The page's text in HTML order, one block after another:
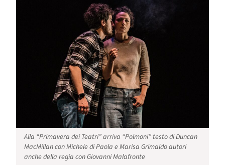
Alla “Primavera dei Teatri” arriva “Polmoni” testo di Duncan
MacMillan con Michele di Paola e Marisa Grimaldo autori
anche della regia con Giovanni Malafronte